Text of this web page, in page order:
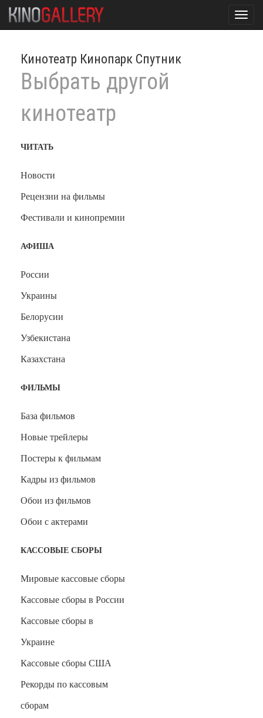
Кинотеатр Кинопарк Спутник
Выбрать другой
кинотеатр
ЧИТАТЬ
Новости
Рецензии на фильмы
Фестивали и кинопремии
АФИША
России
Украины
Белорусии
Узбекистана
Казахстана
ФИЛЬМЫ
База фильмов
Новые трейлеры
Постеры к фильмам
Кадры из фильмов
Обои из фильмов
Обои с актерами
КАССОВЫЕ СБОРЫ
Мировые кассовые сборы
Кассовые сборы в России
Кассовые сборы в
Украине
Кассовые сборы США
Рекорды по кассовым
сборам